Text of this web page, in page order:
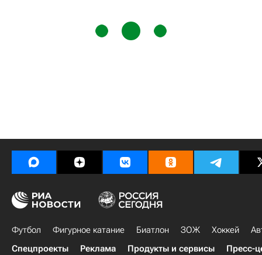
Футбол Фигурное катание Биатлон ЗОЖ Хоккей
Спецпроекты
Реклама Продукты и сервисы Пресс-